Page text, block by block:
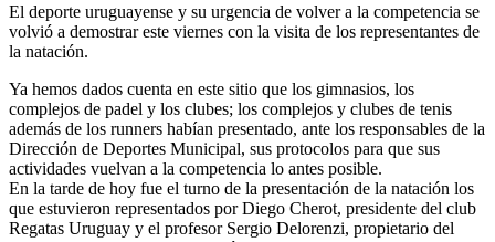
El deporte uruguayense y su urgencia de volver a la competencia se
volvió a demostrar este viernes con la visita de los representantes de
la natación.
Ya hemos dados cuenta en este sitio que los gimnasios, los
complejos de padel y los clubes; los complejos y clubes de tenis
además de los runners habían presentado, ante los responsables de la
Dirección de Deportes Municipal, sus protocolos para que sus
actividades vuelvan a la competencia lo antes posible.
En la tarde de hoy fue el turno de la presentación de la natación los
que estuvieron representados por Diego Cherot, presidente del club
Regatas Uruguay y el profesor Sergio Delorenzi, propietario del